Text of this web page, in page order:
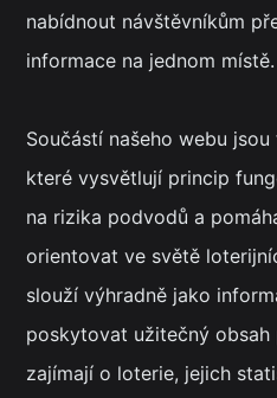
nabídnout návštěvníkům
informace na jednom místě.
Součástí našeho webu
které vysvětlují princip
na rizika podvodů a
orientovat ve světě
slouží výhradně jako
poskytovat užitečný obsah
zajímají o loterie, jejich